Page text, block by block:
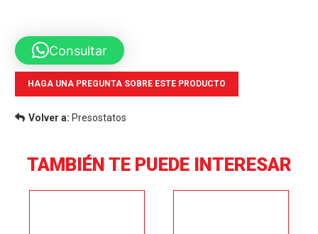
Consultar
HAGA UNA PREGUNTA SOBRE ESTE PRODUCTO
Volver a: Presostatos
TAMBIÉN TE PUEDE INTERESAR